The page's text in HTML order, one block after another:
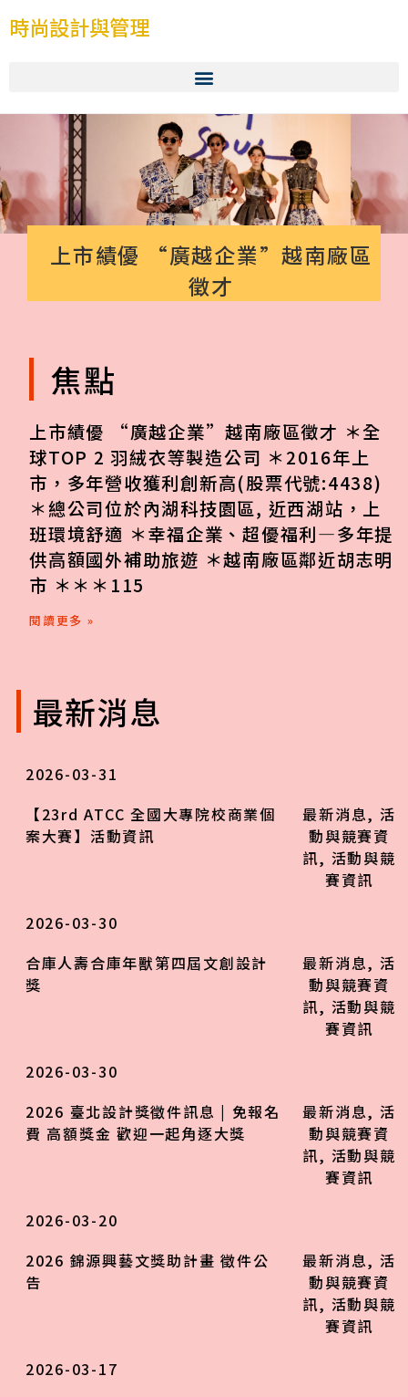
時尚設計與管理
上市績優 “廣越企業”越南廠區
徵才
焦點
上市績優 “廣越企業”越南廠區徵才 ＊全
球TOP 2 羽絨衣等製造公司 ＊2016年上
市，多年營收獲利創新高(股票代號:4438)
＊總公司位於內湖科技園區, 近西湖站，上
班環境舒適 ＊幸福企業、超優福利—多年提
供高額國外補助旅遊 ＊越南廠區鄰近胡志明
市 ＊＊＊115
閱讀更多 »
最新消息
2026-03-31
【23rd ATCC 全國大專院校商業個
案大賽】活動資訊
最新消息, 活
動與競賽資
訊, 活動與競
賽資訊
2026-03-30
合庫人壽合庫年獸第四屆文創設計
獎
最新消息, 活
動與競賽資
訊, 活動與競
賽資訊
2026-03-30
2026 臺北設計獎徵件訊息 | 免報名
費 高額獎金 歡迎一起角逐大獎
最新消息, 活
動與競賽資
訊, 活動與競
賽資訊
2026-03-20
2026 錦源興藝文獎助計畫 徵件公
告
最新消息, 活
動與競賽資
訊, 活動與競
賽資訊
2026-03-17